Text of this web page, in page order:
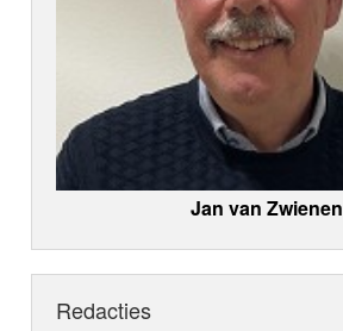
Jan van Zwienen
Redacties